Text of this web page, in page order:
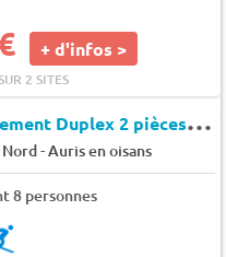
+ d'infos >
2 SITES
A
ppartement Duplex 2 pièces cabine 8 couchages au pied des pistes - Auris en Oisans - Nigritelles b
-Auris en oisans
8 personnes